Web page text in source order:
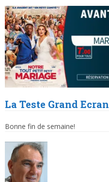
La Teste Grand Ecran
Bonne fin de semaine!